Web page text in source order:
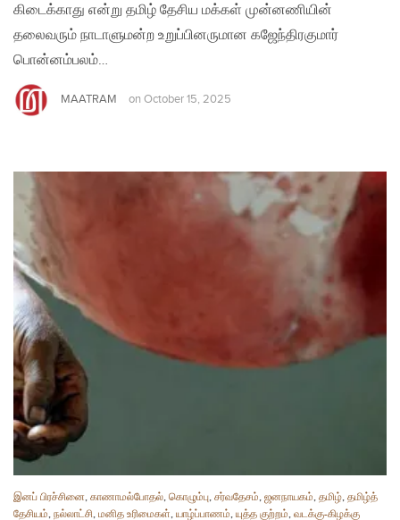
கிடைக்காது என்று தமிழ் தேசிய மக்கள் முன்னணியின்
தலைவரும் நாடாளுமன்ற உறுப்பினருமான கஜேந்திரகுமார்
பொன்னம்பலம்…
MAATRAM on October 15, 2025
இனப் பிரச்சினை, காணாமல்போதல், கொழும்பு, சர்வதேசம், ஜனநாயகம், தமிழ், தமிழ்த்
தேசியம், நல்லாட்சி, மனித உரிமைகள், யாழ்ப்பாணம், யுத்த குற்றம், வடக்கு-கிழக்கு